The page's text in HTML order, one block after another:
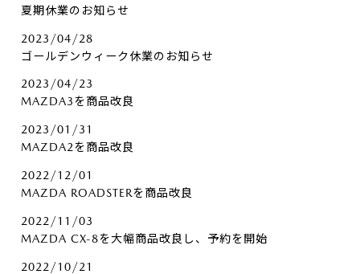
夏期休業のお知らせ
2023/04/28
ゴールデンウィーク休業のお知らせ
2023/04/23
MAZDA3を商品改良
2023/01/31
MAZDA2を商品改良
2022/12/01
MAZDA ROADSTERを商品改良
2022/11/03
MAZDA CX-8を大幅商品改良し、予約を開始
2022/10/21